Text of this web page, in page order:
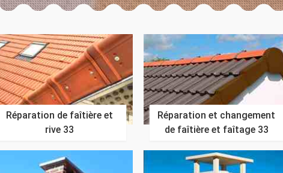
Réparation de faîtière et
rive 33
Réparation et changement
de faîtière et faîtage 33